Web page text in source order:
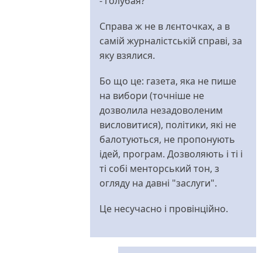
Справа ж не в лєнточках, а в
самій журналістській справі, за
яку взялися.
Бо що це: газета, яка не пише
на вибори (точніше не
дозволила незадоволеним
висловитися), політики, які не
балотуються, не пропонують
ідей, програм. Дозволяють і ті і
ті собі менторський тон, з
огляду на давні "заслуги".
Це несучасно і провінційно.